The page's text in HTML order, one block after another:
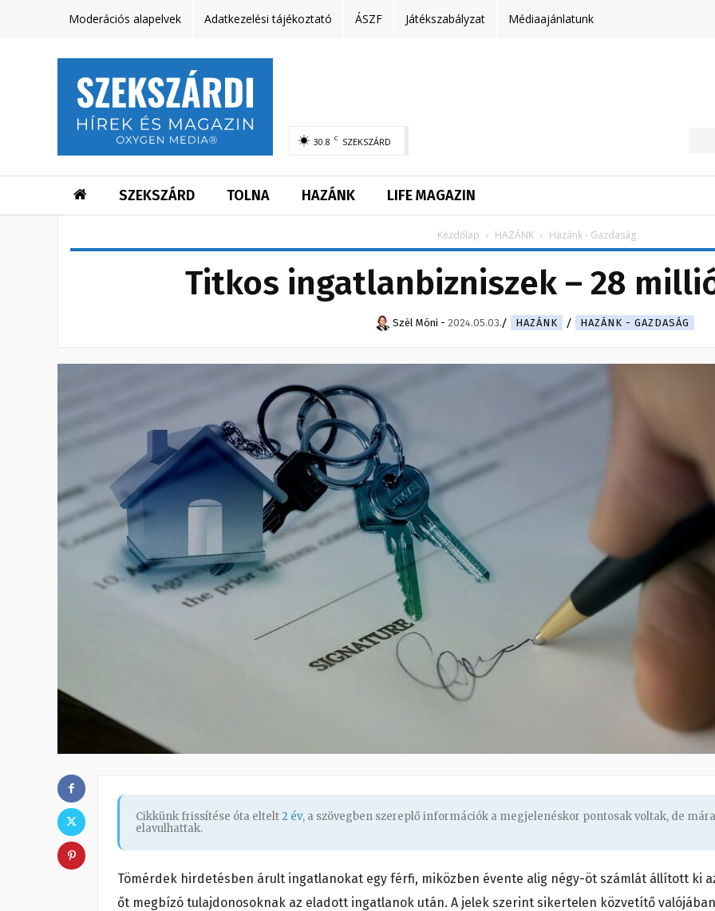
Moderációs alapelvek Adatkezelési tájékoztató ÁSZF Játékszabályzat Médiaajánlatunk
30.8 C SZEKSZÁRD
SZEKSZÁRD TOLNA HAZÁNK LIFE MAGAZIN
Kezdőlap HAZÁNK Hazánk - Gazdaság
Titkos ingatlanbizniszek – 28
Szél Móni - 2024.05.03. HAZÁNK HAZÁNK - GAZDASÁG
Cikkünk frissítése óta eltelt2 év, a szövegben szereplő információk a megjelenéskor pontosak voltak, de mára
elavulhattak.
Tömérdek hirdetésben árult ingatlanokat egy férfi, miközben évente alig négy-öt számlát állított ki
őt megbízó tulajdonosoknak az eladott ingatlanok után. A jelek szerint sikertelen közvetítő valójában